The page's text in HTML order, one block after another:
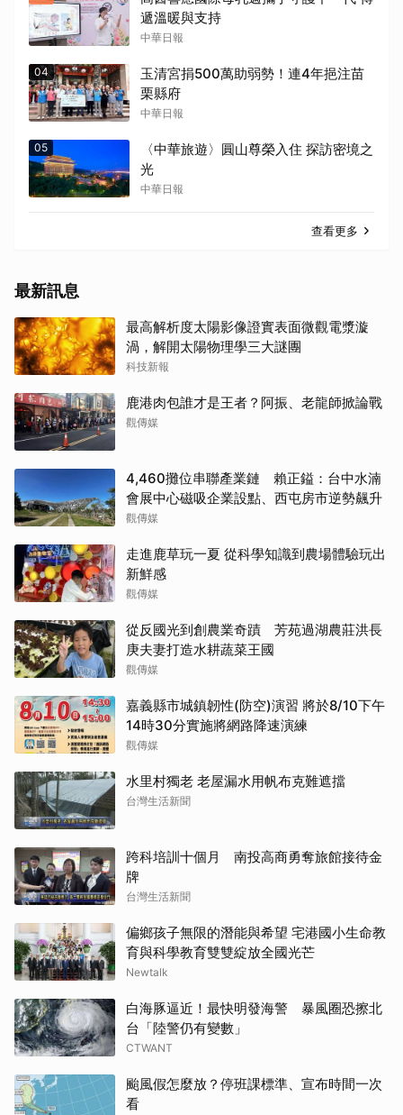
遞溫暖與支持
中華日報
04
玉清宮捐500萬助弱勢！連4年挹注苗
栗縣府
中華日報
05
〈中華旅遊〉圓山尊榮入住 探訪密境之
光
中華日報
查看更多
最新訊息
最高解析度太陽影像證實表面微觀電漿漩
渦，解開太陽物理學三大謎團
科技新報
鹿港肉包誰才是王者？阿振、老龍師掀論戰
觀傳媒
4,460攤位串聯產業鏈 賴正鎰：台中水湳
會展中心磁吸企業設點、西屯房市逆勢飆升
觀傳媒
走進鹿草玩一夏 從科學知識到農場體驗玩出
新鮮感
觀傳媒
從反國光到創農業奇蹟 芳苑過湖農莊洪長
庚夫妻打造水耕蔬菜王國
觀傳媒
嘉義縣市城鎮韌性(防空)演習 將於8/10下午
14時30分實施將網路降速演練
觀傳媒
水里村獨老 老屋漏水用帆布克難遮擋
台灣生活新聞
跨科培訓十個月 南投高商勇奪旅館接待金
牌
台灣生活新聞
偏鄉孩子無限的潛能與希望 宅港國小生命教
育與科學教育雙雙綻放全國光芒
Newtalk
白海豚逼近！最快明發海警 暴風圈恐擦北
台「陸警仍有變數」
CTWANT
颱風假怎麼放？停班課標準、宣布時間一次
看